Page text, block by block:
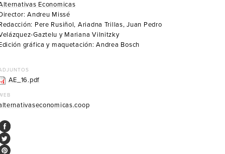
Economicas
Andreu Missé
Pere Rusiñol, Ariadna Trillas, Juan Pedro
Gaztelu y Mariana Vilnitzky
gráfica y maquetación: Andrea Bosch
AE_16.pdf
Facebook
Twitter
Pinterest